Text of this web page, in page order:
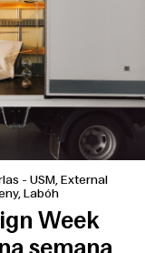
- USM, External
Labóh
Week
semana